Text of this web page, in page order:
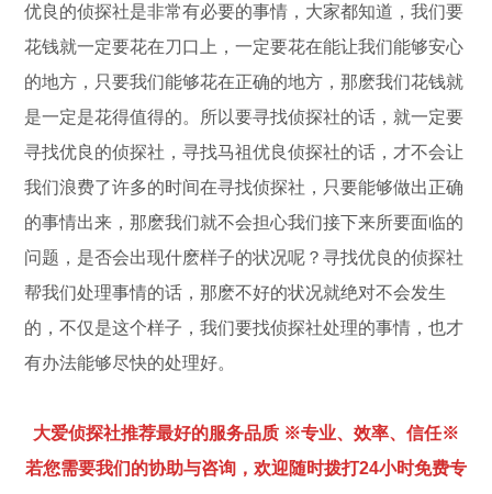
优良的侦探社是非常有必要的事情，大家都知道，我们要
花钱就一定要花在刀口上，一定要花在能让我们能够安心
的地方，只要我们能够花在正确的地方，那麽我们花钱就
是一定是花得值得的。所以要寻找侦探社的话，就一定要
寻找优良的侦探社，寻找马祖优良侦探社的话，才不会让
我们浪费了许多的时间在寻找侦探社，只要能够做出正确
的事情出来，那麽我们就不会担心我们接下来所要面临的
问题，是否会出现什麽样子的状况呢？寻找优良的侦探社
帮我们处理事情的话，那麽不好的状况就绝对不会发生
的，不仅是这个样子，我们要找侦探社处理的事情，也才
有办法能够尽快的处理好。
大爱侦探社推荐最好的服务品质 ※专业、效率、信任※
若您需要我们的协助与咨询，欢迎随时拨打24小时免费专